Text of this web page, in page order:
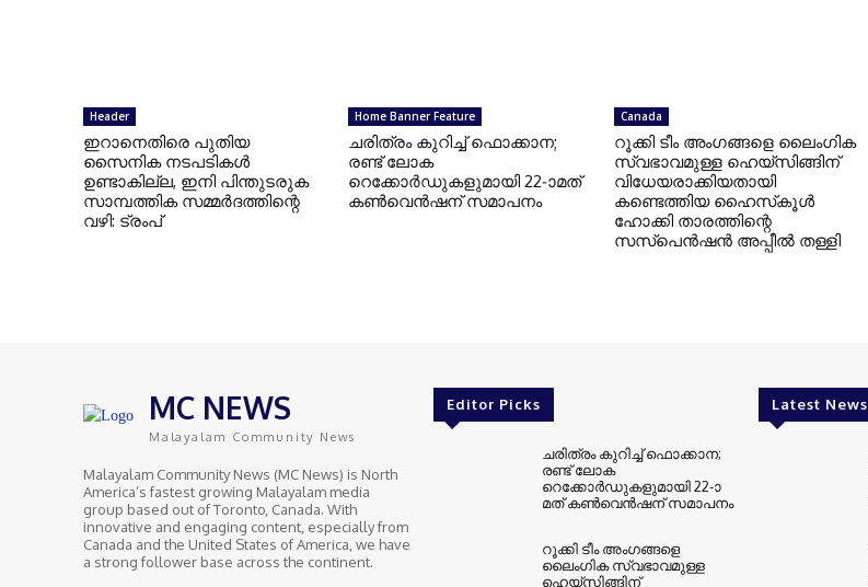
Header
ഇറാനെതിരെ പുതിയ
സൈനിക നടപടികള്‍
ഉണ്ടാകില്ല, ഇനി പിന്തുടരുക
സാമ്പത്തിക സമ്മര്‍ദത്തിന്റെ
വഴി: ട്രംപ്
Home Banner Feature
ചരിത്രം കുറിച്ച് ഫൊക്കാന;
രണ്ട് ലോക
റെക്കോർഡുകളുമായി 22-ാമത്
കൺവെൻഷന് സമാപനം
Canada
റൂക്കി ടീം അംഗങ്ങളെ ലൈംഗിക
സ്വഭാവമുള്ള ഹെയ്‌സിങ്ങിന്
വിധേയരാക്കിയതായി
കണ്ടെത്തിയ ഹൈസ്‌കൂൾ
ഹോക്കി താരത്തിന്റെ
സസ്പെൻഷൻ അപ്പീൽ തള്ളി
MC NEWS
Malayalam Community News
Malayalam Community News (MC News) is North
America’s fastest growing Malayalam media
group based out of Toronto, Canada. With
innovative and engaging content, especially from
Canada and the United States of America, we have
a strong follower base across the continent.
Editor Picks
ചരിത്രം കുറിച്ച് ഫൊക്കാന;
രണ്ട് ലോക
റെക്കോർഡുകളുമായി 22-ാ
മത് കൺവെൻഷന് സമാപനം
റൂക്കി ടീം അംഗങ്ങളെ
ലൈംഗിക സ്വഭാവമുള്ള
ഹെയ്‌സിങ്ങിന്
Latest News